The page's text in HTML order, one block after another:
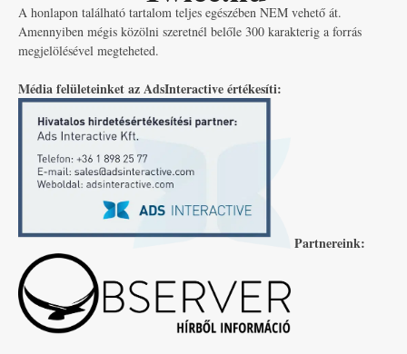
A honlapon található tartalom teljes egészében NEM vehető át.
Amennyiben mégis közölni szeretnél belőle 300 karakterig a forrás
megjelölésével megteheted.
Média felületeinket az AdsInteractive értékesíti:
Partnereink: